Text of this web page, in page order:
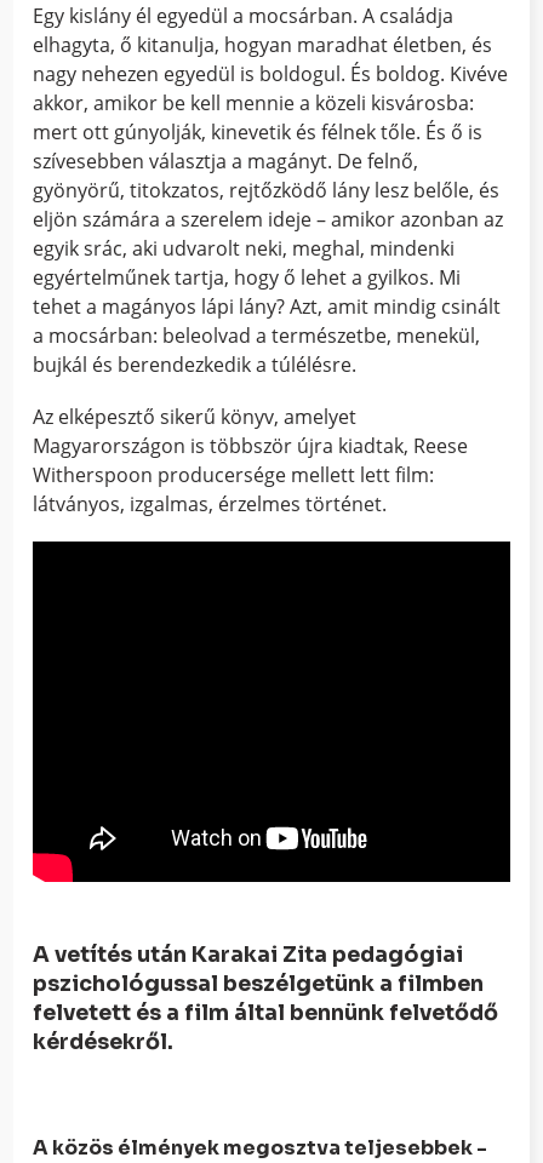
Egy kislány él egyedül a mocsárban. A családja
elhagyta, ő kitanulja, hogyan maradhat életben, és
nagy nehezen egyedül is boldogul. És boldog. Kivéve
akkor, amikor be kell mennie a közeli kisvárosba:
mert ott gúnyolják, kinevetik és félnek tőle. És ő is
szívesebben választja a magányt. De felnő,
gyönyörű, titokzatos, rejtőzködő lány lesz belőle, és
eljön számára a szerelem ideje – amikor azonban az
egyik srác, aki udvarolt neki, meghal, mindenki
egyértelműnek tartja, hogy ő lehet a gyilkos. Mi
tehet a magányos lápi lány? Azt, amit mindig csinált
a mocsárban: beleolvad a természetbe, menekül,
bujkál és berendezkedik a túlélésre.
Az elképesztő sikerű könyv, amelyet
Magyarországon is többször újra kiadtak, Reese
Witherspoon producersége mellett lett film:
látványos, izgalmas, érzelmes történet.
A vetítés után Karakai Zita pedagógiai
pszichológussal beszélgetünk a filmben
felvetett és a film által bennünk felvetődő
kérdésekről.
A közös élmények megosztva teljesebbek -